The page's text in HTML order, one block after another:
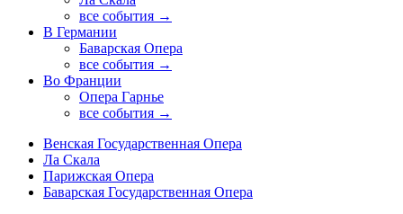
все события →
В Германии
Баварская Опера
все события →
Во Франции
Опера Гарнье
все события →
Венская Государственная Опера
Ла Скала
Парижская Опера
Баварская Государственная Опера